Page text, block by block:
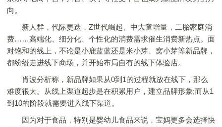
向。
新人群，代际更迭，Z世代崛起、中大童增量，二胎家庭消
费……高端化、细分化、个性化的消费需求催生消费新热点。面
对饱和的线上，不论是小鹿蓝蓝还是米小芽、窝小芽等新品牌，
都纷纷走进线下商场，并开始布局自有的线下体验店。
肖波分析称，新品牌如果从0到1的过程就放在线下，那么
难度很大。从线上渠道起步是在积累用户，建立品牌形象;而从1
到10的阶段就需要进入线下渠道。
因为对于食品，特别是婴幼儿食品来说，宝妈更多会选择快